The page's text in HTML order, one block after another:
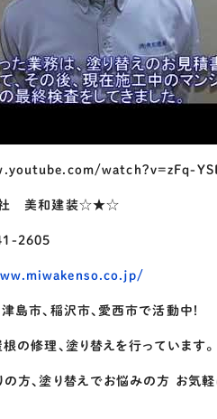
watch?v=zFq-
美和建装☆★☆
2605
島市、稲沢市、愛西市で活動中！
の修理、塗り替えを行っています。
の方、塗り替えでお悩みの方 お気軽